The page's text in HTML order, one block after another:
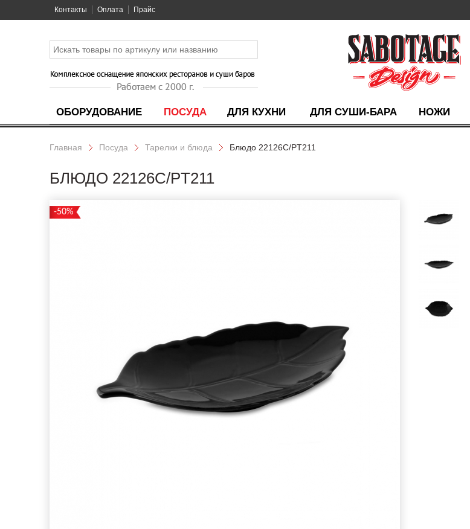
Контакты Оплата Прайс
ОБОРУДОВАНИЕ ПОСУДА ДЛЯ КУХНИ ДЛЯ СУШИ-БАРА НОЖИ
Главная Посуда Тарелки и блюда Блюдо 22126C/PT211
БЛЮДО 22126C/PT211
-50%